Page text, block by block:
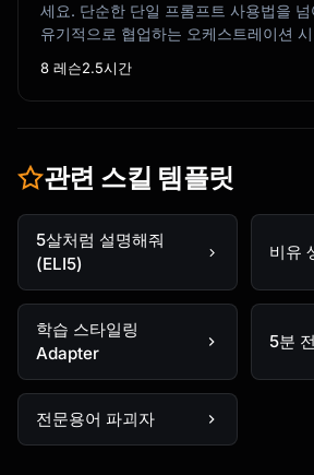
세요. 단순한 단일 프롬프트 사용법을
유기적으로 협업하는 오케스트레이션
8 레슨2.5시간
관련 스킬 템플릿
5살처럼 설명해줘
(ELI5)
비유
학습 스타일링
Adapter
5분
전문용어 파괴자